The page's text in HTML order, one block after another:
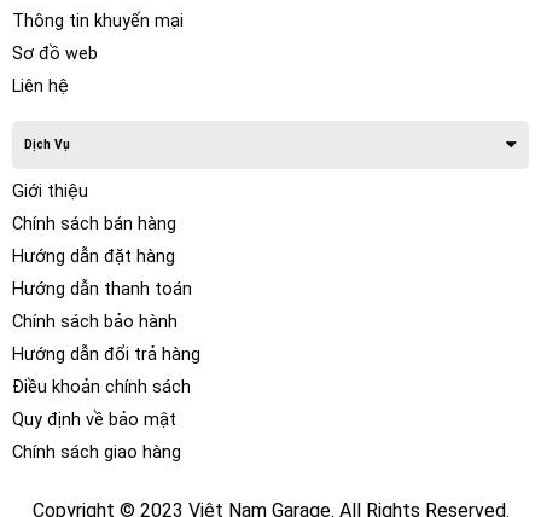
Mặt khác xe phổ thông thường có thân vỏ mỏng, cách âm
kém. Do đó hệ thống âm thanh lại càng quan trọng. Đây
cabin. Vì thế đó là lý do vì sao xu hướng nâng cấp âm thanh
Thông tin khuyến mại
Sơ đồ web
Liên hệ
Dịch Vụ
Giới thiệu
Chính sách bán hàng
Hướng dẫn đặt hàng
Hướng dẫn thanh toán
Chính sách bảo hành
Hướng dẫn đổi trả hàng
Điều khoản chính sách
Quy định về bảo mật
Chính sách giao hàng
Copyright © 2023 Việt Nam Garage. All Rights Reserved.